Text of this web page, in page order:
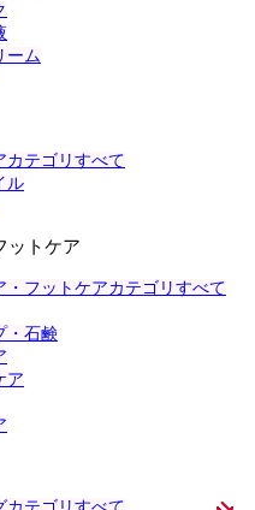
ーム
カテゴリすべて
ル
ットケア
フットケアカテゴリすべて
・石鹸
ア